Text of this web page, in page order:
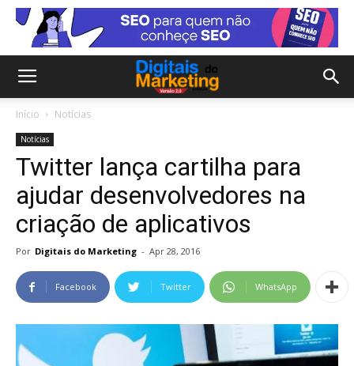
Início Notícias
Notícias
Twitter lança cartilha para
ajudar desenvolvedores na
criação de aplicativos
Por Digitais do Marketing - Apr 28, 2016
Facebook Twitter WhatsApp